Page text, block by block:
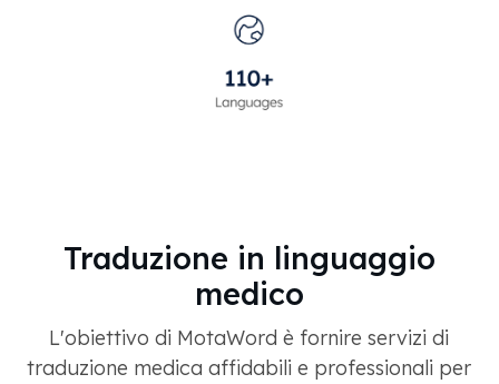
Traduzione in linguaggio
medico
L'obiettivo di MotaWord è fornire servizi di
traduzione medica affidabili e professionali per